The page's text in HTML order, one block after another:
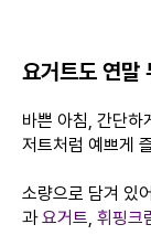
요거트도 연말
바쁜 아침, 간단하
저트처럼 예쁘게
소량으로 담겨 있
과요거트, 휘핑크